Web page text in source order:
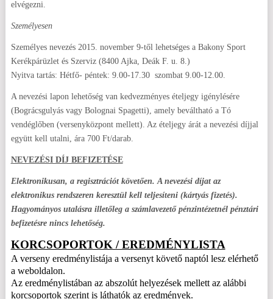
elvégezni.
Személyesen
Személyes nevezés 2015. november 9-től lehetséges a Bakony Sport
Kerékpárüzlet és Szerviz (8400 Ajka, Deák F. u. 8.)
Nyitva tartás: Hétfő- péntek: 9.00-17.30 szombat 9.00-12.00.
A nevezési lapon lehetőség van kedvezményes ételjegy igénylésére
(Bográcsgulyás vagy Bolognai Spagetti), amely beváltható a Tó
vendéglőben (versenyközpont mellett). Az ételjegy árát a nevezési díjjal
együtt kell utalni, ára 700 Ft/darab.
NEVEZÉSI DÍJ BEFIZETÉSE
Elektronikusan, a regisztrációt követően. A nevezési díjat az
elektronikus rendszeren keresztül kell teljesíteni (kártyás fizetés).
Hagyományos utalásra illetőleg a számlavezető pénzintézetnél pénztári
befizetésre nincs lehetőség.
KORCSOPORTOK / EREDMÉNYLISTA
A verseny eredménylistája a versenyt követő naptól lesz elérhető
a weboldalon.
Az eredménylistában az abszolút helyezések mellett az alábbi
korcsoportok szerint is láthatók az eredmények.